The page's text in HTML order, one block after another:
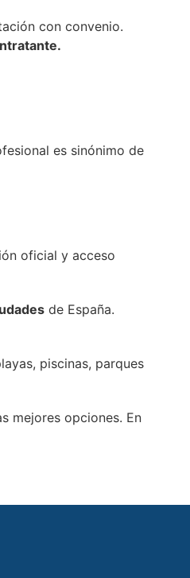
con convenio.
es sinónimo de
oficial y acceso
de España.
piscinas, parques
mejores opciones. En